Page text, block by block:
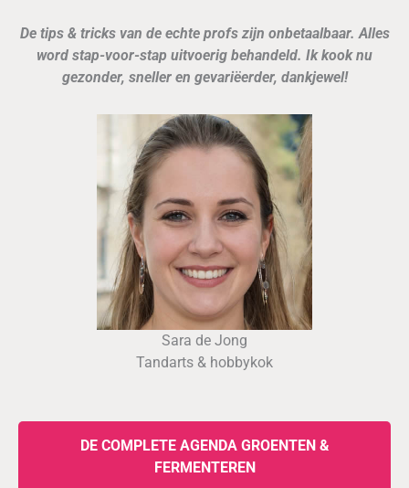
De tips & tricks van de echte profs zijn onbetaalbaar. Alles
word stap-voor-stap uitvoerig behandeld. Ik kook nu
gezonder, sneller en gevariëerder, dankjewel!
Sara de Jong
Tandarts & hobbykok
DE COMPLETE AGENDA GROENTEN &
FERMENTEREN